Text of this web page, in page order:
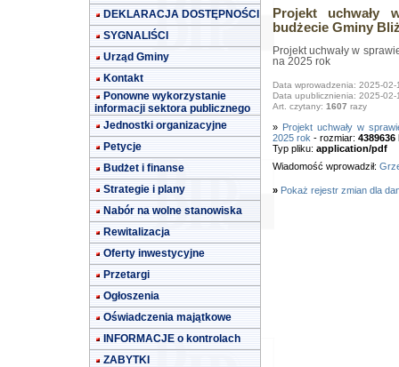
DEKLARACJA DOSTĘPNOŚCI
SYGNALIŚCI
Urząd Gminy
Kontakt
Ponowne wykorzystanie
informacji sektora publicznego
Jednostki organizacyjne
Petycje
Budżet i finanse
Strategie i plany
Nabór na wolne stanowiska
Rewitalizacja
Oferty inwestycyjne
Przetargi
Ogłoszenia
Oświadczenia majątkowe
INFORMACJE o kontrolach
ZABYTKI
Projekt uchwały
budżecie Gminy
Projekt uchwały w
na 2025 rok
Data wprowadzenia: 2025-02-
Data upublicznienia: 2025-02-
Art. czytany: 1607 razy
» Projekt uchwały w
2025 rok - rozmiar: 4389636
Typ pliku: application/pdf
Wiadomość wprowadził:
» Pokaż rejestr zmian dla